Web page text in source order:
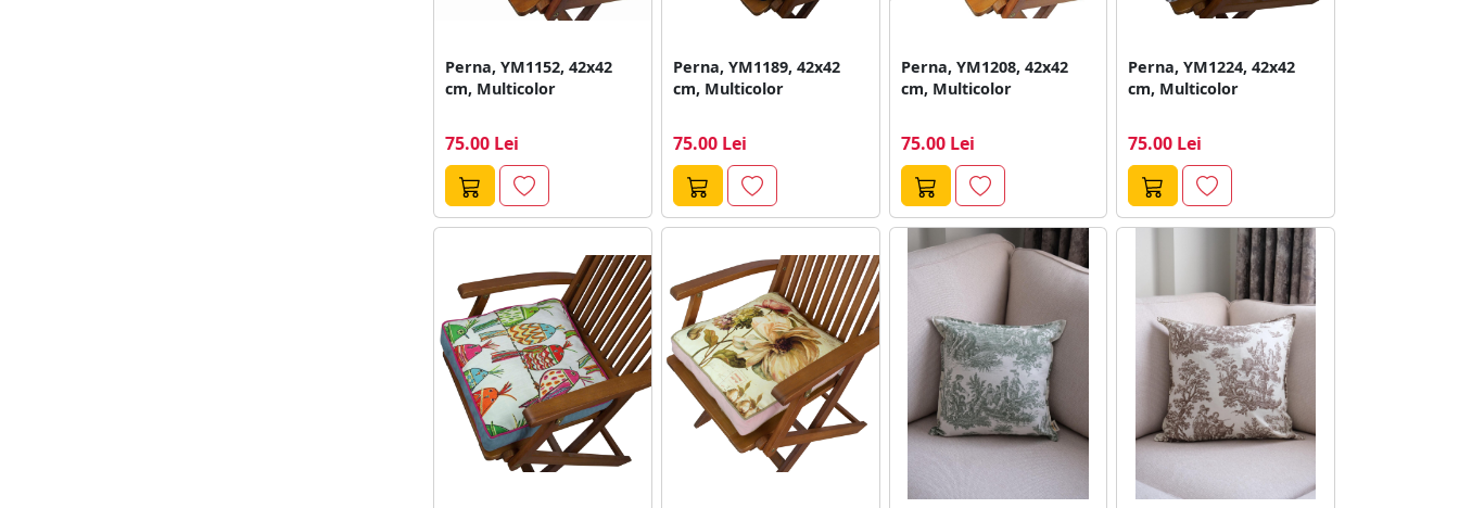
Perna, YM1152, 42x42
cm, Multicolor
75.00 Lei
Perna, YM1189, 42x42
cm, Multicolor
75.00 Lei
Perna, YM1208, 42x42
cm, Multicolor
75.00 Lei
Perna, YM1224, 42x42
cm, Multicolor
75.00 Lei